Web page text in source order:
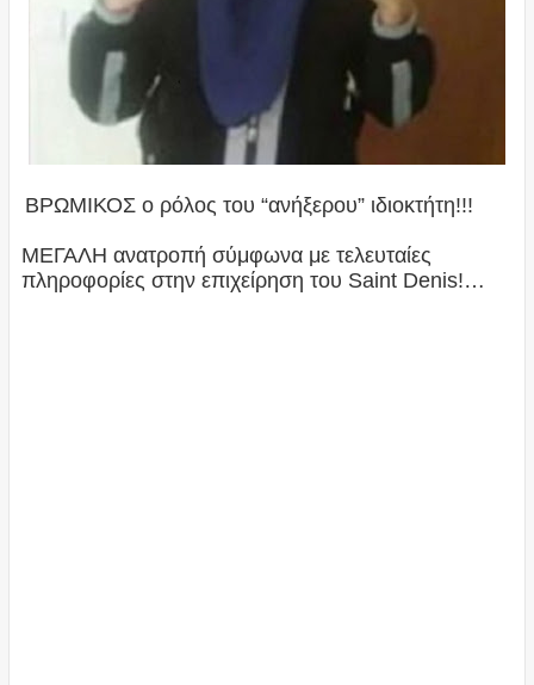
ΒΡΩΜΙΚΟΣ ο ρόλος του “ανήξερου” ιδιοκτήτη!!!
ΜΕΓΑΛΗ ανατροπή σύμφωνα με τελευταίες
πληροφορίες στην επιχείρηση του Saint Denis!…